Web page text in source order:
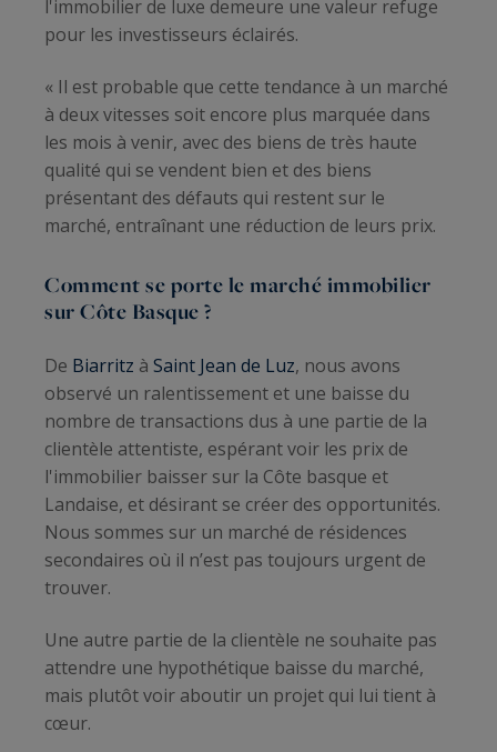
l'immobilier de luxe demeure une valeur refuge
pour les investisseurs éclairés.
« Il est probable que cette tendance à un marché
à deux vitesses soit encore plus marquée dans
les mois à venir, avec des biens de très haute
qualité qui se vendent bien et des biens
présentant des défauts qui restent sur le
marché, entraînant une réduction de leurs prix.
Comment se porte le marché immobilier
sur Côte Basque ?
De Biarritz à Saint Jean de Luz, nous avons
observé un ralentissement et une baisse du
nombre de transactions dus à une partie de la
clientèle attentiste, espérant voir les prix de
l'immobilier baisser sur la Côte basque et
Landaise, et désirant se créer des opportunités.
Nous sommes sur un marché de résidences
secondaires où il n’est pas toujours urgent de
trouver.
Une autre partie de la clientèle ne souhaite pas
attendre une hypothétique baisse du marché,
mais plutôt voir aboutir un projet qui lui tient à
cœur.